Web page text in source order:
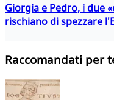
Giorgia e Pedro, i due
rischiano di spezzare
Raccomandati per